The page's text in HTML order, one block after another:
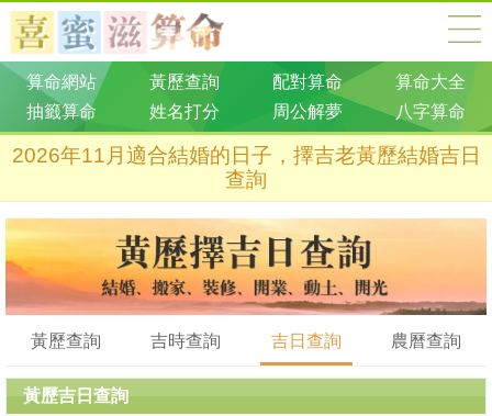
算命網站 黃歷查詢 配對算命
算命大全
抽籤算命
姓名打分 周公解夢 八字算命
2026年11月適合結婚的日子，擇吉老黃歷結婚吉日
查詢
黃歷查詢 吉時查詢 吉日查詢 農曆查詢
黃歷吉日查詢